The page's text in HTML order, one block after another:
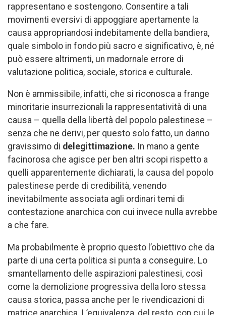
rappresentano e sostengono. Consentire a tali
movimenti eversivi di appoggiare apertamente la
causa appropriandosi indebitamente della bandiera,
quale simbolo in fondo più sacro e significativo, è, né
può essere altrimenti, un madornale errore di
valutazione politica, sociale, storica e culturale.
Non è ammissibile, infatti, che si riconosca a frange
minoritarie insurrezionali la rappresentatività di una
causa – quella della libertà del popolo palestinese –
senza che ne derivi, per questo solo fatto, un danno
gravissimo di delegittimazione. In mano a gente
facinorosa che agisce per ben altri scopi rispetto a
quelli apparentemente dichiarati, la causa del popolo
palestinese perde di credibilità, venendo
inevitabilmente associata agli ordinari temi di
contestazione anarchica con cui invece nulla avrebbe
a che fare.
Ma probabilmente è proprio questo l’obiettivo che da
parte di una certa politica si punta a conseguire. Lo
smantellamento delle aspirazioni palestinesi, così
come la demolizione progressiva della loro stessa
causa storica, passa anche per le rivendicazioni di
matrice anarchica. L’equivalenza, del resto, con cui le